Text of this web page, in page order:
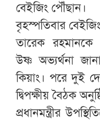
বেইজিং পৌঁছান।
বৃহস্পতিবার
তারেক রহমানকে
উষ্ণ অভ্যর্থনা
কিয়াং। পরে দুই
দ্বিপক্ষীয় বৈঠক
প্রধানমন্ত্রীর